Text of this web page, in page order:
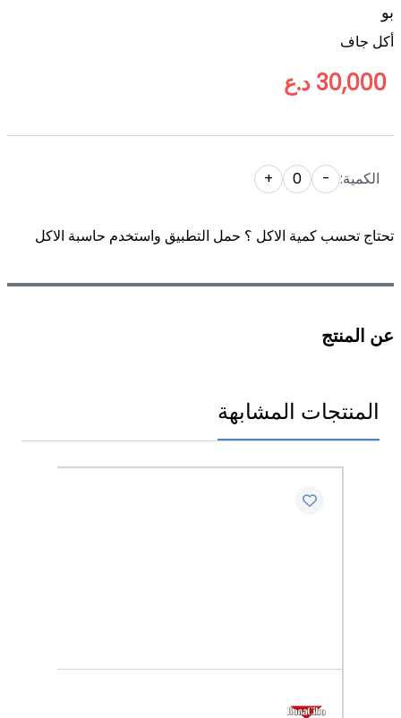
بو
أكل جاف
30,000 د.ع
الكمية: -
0
+
تحتاج تحسب كمية الاكل ؟ حمل التطبيق واستخدم حاسبة الاكل
عن المنتج
المنتجات المشابهة